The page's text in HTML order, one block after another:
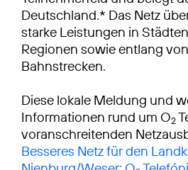
Deutschland.* Das Netz
starke Leistungen in
Regionen sowie entlang
Bahnstrecken.
Diese lokale Meldung und
Informationen rund um O2
voranschreitenden
Besseres Netz für den